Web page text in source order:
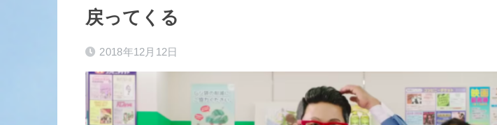
戻ってくる
2018年12月12日